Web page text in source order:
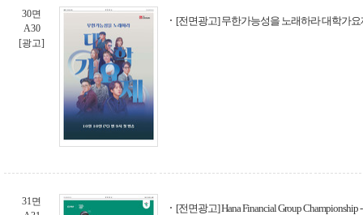
30면
A30
[광고]
[전면광고] 무한가능성을 노래하라 대학가요
31면
[전면광고] Hana Financial Group